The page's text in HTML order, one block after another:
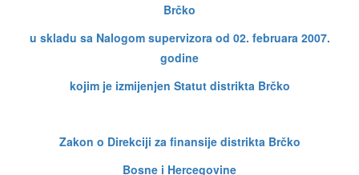
Brčko
u skladu sa Nalogom supervizora od 02. februara 2007.
godine
kojim je izmijenjen Statut distrikta Brčko
Zakon o Direkciji za finansije distrikta Brčko
Bosne i Hercegovine